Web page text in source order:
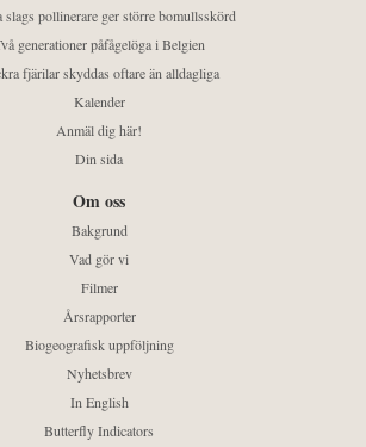
slags pollinerare ger större bomullsskörd
generationer påfågelöga i Belgien
fjärilar skyddas oftare än alldagliga
Kalender
Anmäl dig här!
Din sida
Om oss
Bakgrund
Vad gör vi
Filmer
Årsrapporter
Biogeografisk uppföljning
Nyhetsbrev
In English
Butterfly Indicators